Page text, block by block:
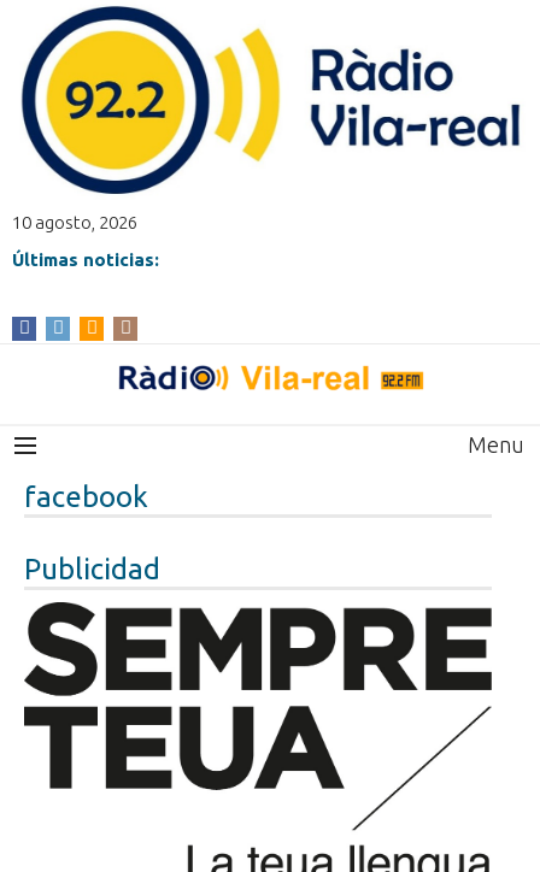
10 agosto, 2026
Últimas noticias:
Menu
facebook
Publicidad